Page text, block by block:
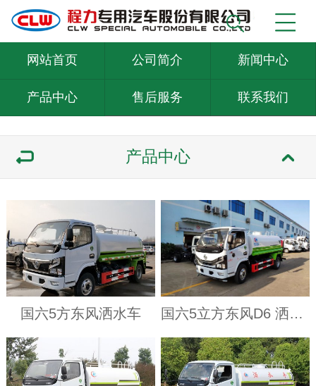
网站首页 公司简介 新闻中心
产品中心 售后服务 联系我们
产品中心
国六5方东风洒水车 国六5立方东风D6 洒水车